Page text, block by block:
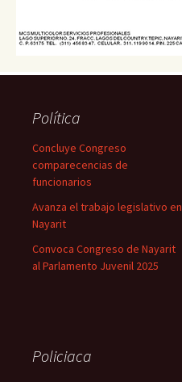
Política
Concluye Congreso
comparecencias de
funcionarios
Avanza el trabajo legislativo en
Nayarit
Convoca Congreso de Nayarit
al Parlamento Juvenil 2025
Policiaca